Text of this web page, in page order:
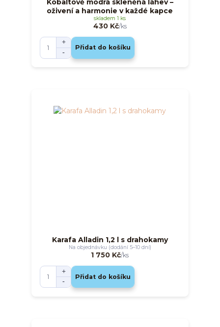
Kobaltově modrá skleněná láhev –
oživení a harmonie v každé kapce
430 Kč/ks
skladem 1 ks
Přidat do košíku
Karafa Alladin 1,2 l s drahokamy
1 750 Kč/ks
Na objednávku (dodání 5–10 dní)
Přidat do košíku